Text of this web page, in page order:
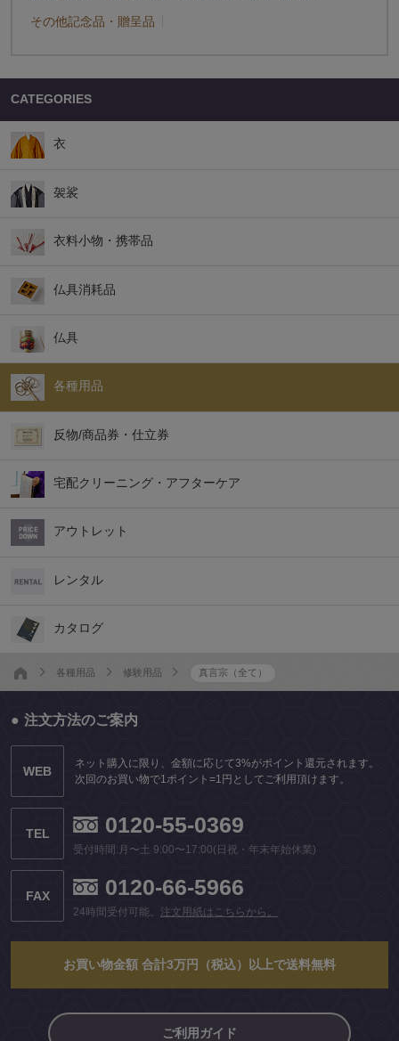
その他記念品・贈呈品
CATEGORIES
衣
袈裟
衣料小物・携帯品
仏具消耗品
仏具
各種用品
反物/商品券・仕立券
宅配クリーニング・アフターケア
アウトレット
レンタル
カタログ
各種用品 修験用品 真言宗（全て）
注文方法のご案内
WEB
ネット購入に限り、金額に応じて3%がポイント還元されます。
次回のお買い物で1ポイント=1円としてご利用頂けます。
TEL 0120-55-0369
受付時間:月〜土 9:00〜17:00(日祝・年末年始休業)
FAX 0120-66-5966
24時間受付可能。 注文用紙はこちらから。
お買い物金額 合計3万円（税込）以上で送料無料
ご利用ガイド